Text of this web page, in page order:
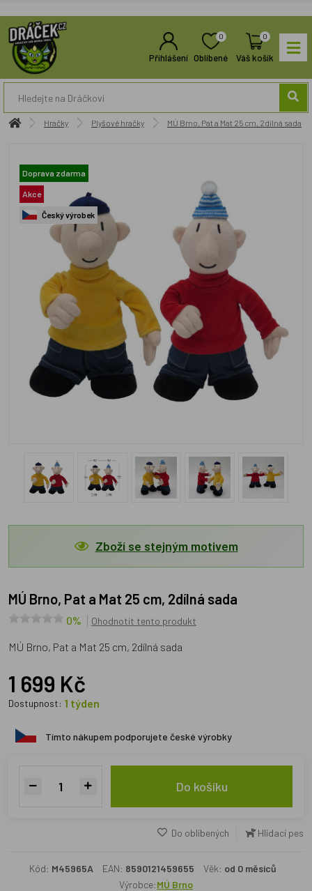
Přihlášení
0
Oblíbené
0
Váš košík
Hračky Plyšové hračky MÚ Brno, Pat a Mat 25 cm, 2dílná sada
Doprava zdarma
Akce
Český výrobek
Zboží se stejným motivem
MÚ Brno, Pat a Mat 25 cm, 2dílná sada
0% Ohodnotit tento produkt
MÚ Brno, Pat a Mat 25 cm, 2dílná sada
1 699 Kč
Dostupnost: 1 týden
Tímto nákupem podporujete české výrobky
Do košíku
Do oblíbených Hlídací pes
Kód: M45965A EAN: 8590121459655 Věk: od 0 měsíců
Výrobce:MÚ Brno